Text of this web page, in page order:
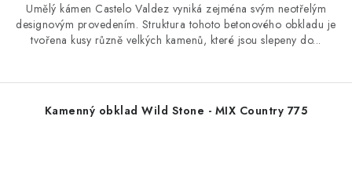
Umělý kámen Castelo Valdez vyniká zejména svým neotřelým
designovým provedením. Struktura tohoto betonového obkladu je
tvořena kusy různě velkých kamenů, které jsou slepeny do...
Kamenný obklad Wild Stone - MIX Country 775